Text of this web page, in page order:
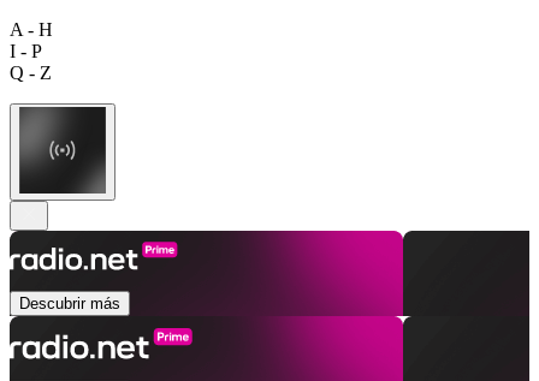
A - H
I - P
Q - Z
Descubrir más